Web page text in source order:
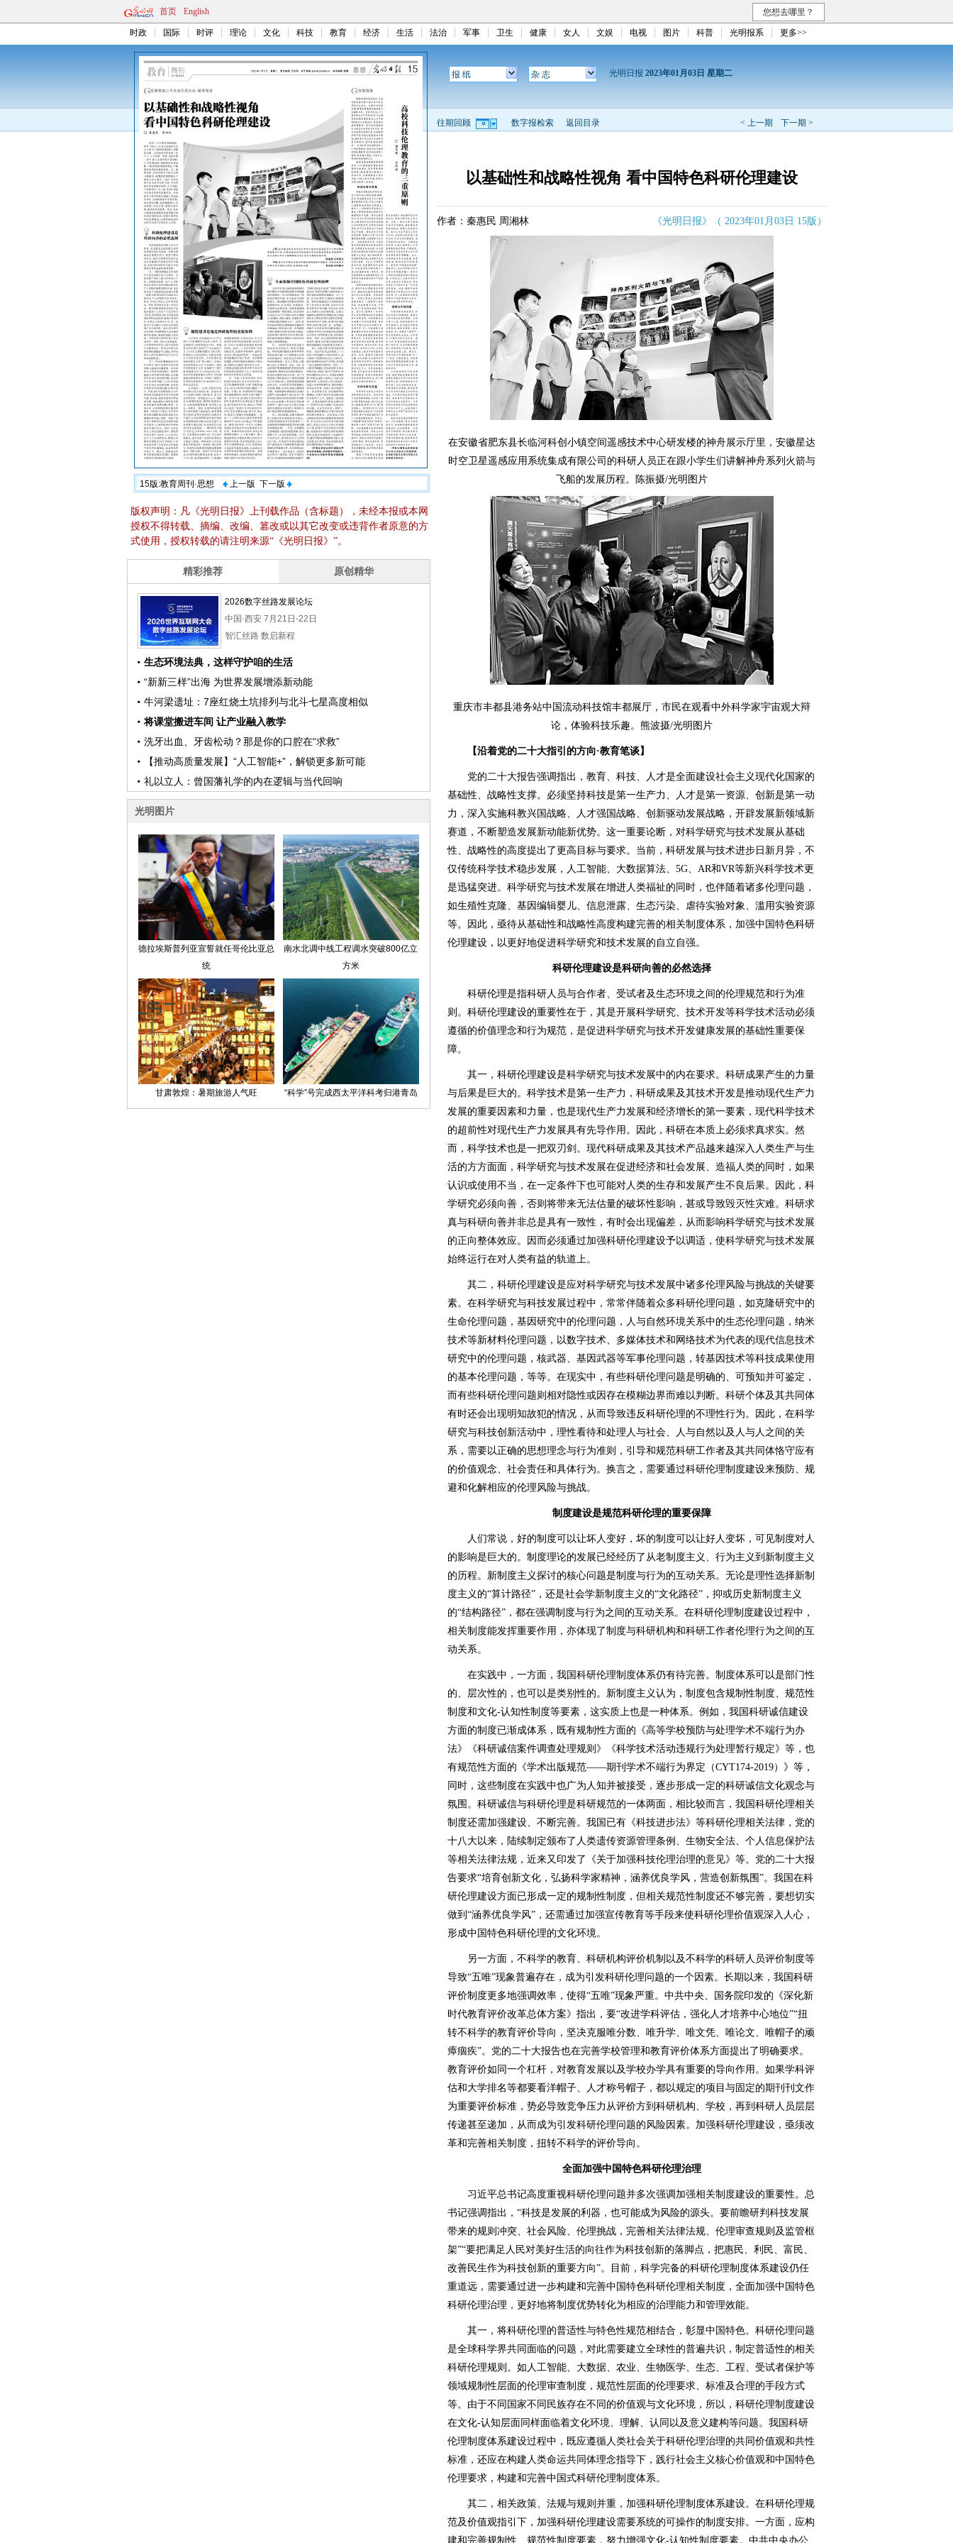
首页 English 您想去哪里？
时政 国际 时评 理论 文化 科技 教育 经济 生活 法治 军事 卫生 健康 女人 文娱 电视 图片 科普 光明报系 更多>>
15版:教育周刊·思想 上一版 下一版
版权声明：凡《光明日报》上刊载作品（含标题），未经本报或本网
授权不得转载、摘编、改编、篡改或以其它改变或违背作者原意的方
式使用，授权转载的请注明来源“《光明日报》”。
报 纸 杂 志 光明日报 2023年01月03日 星期二
< 上一期 下一期 >
往期回顾 数字报检索 返回目录
以基础性和战略性视角 看中国特色科研伦理建设
作者：秦惠民 周湘林 《光明日报》（ 2023年01月03日 15版）
在安徽省肥东县长临河科创小镇空间遥感技术中心研发楼的神舟展示厅里，安徽星达
时空卫星遥感应用系统集成有限公司的科研人员正在跟小学生们讲解神舟系列火箭与
飞船的发展历程。陈振摄/光明图片
重庆市丰都县港务站中国流动科技馆丰都展厅，市民在观看中外科学家宇宙观大辩
论，体验科技乐趣。熊波摄/光明图片
【沿着党的二十大指引的方向·教育笔谈】
党的二十大报告强调指出，教育、科技、人才是全面建设社会主义现代化国家的
基础性、战略性支撑。必须坚持科技是第一生产力、人才是第一资源、创新是第一动
力，深入实施科教兴国战略、人才强国战略、创新驱动发展战略，开辟发展新领域新
赛道，不断塑造发展新动能新优势。这一重要论断，对科学研究与技术发展从基础
性、战略性的高度提出了更高目标与要求。当前，科研发展与技术进步日新月异，不
仅传统科学技术稳步发展，人工智能、大数据算法、5G、AR和VR等新兴科学技术更
是迅猛突进。科学研究与技术发展在增进人类福祉的同时，也伴随着诸多伦理问题，
如生殖性克隆、基因编辑婴儿、信息泄露、生态污染、虐待实验对象、滥用实验资源
等。因此，亟待从基础性和战略性高度构建完善的相关制度体系，加强中国特色科研
伦理建设，以更好地促进科学研究和技术发展的自立自强。
科研伦理建设是科研向善的必然选择
科研伦理是指科研人员与合作者、受试者及生态环境之间的伦理规范和行为准
则。科研伦理建设的重要性在于，其是开展科学研究、技术开发等科学技术活动必须
遵循的价值理念和行为规范，是促进科学研究与技术开发健康发展的基础性重要保
障。
其一，科研伦理建设是科学研究与技术发展中的内在要求。科研成果产生的力量
与后果是巨大的。科学技术是第一生产力，科研成果及其技术开发是推动现代生产力
发展的重要因素和力量，也是现代生产力发展和经济增长的第一要素，现代科学技术
的超前性对现代生产力发展具有先导作用。因此，科研在本质上必须求真求实。然
而，科学技术也是一把双刃剑。现代科研成果及其技术产品越来越深入人类生产与生
活的方方面面，科学研究与技术发展在促进经济和社会发展、造福人类的同时，如果
认识或使用不当，在一定条件下也可能对人类的生存和发展产生不良后果。因此，科
学研究必须向善，否则将带来无法估量的破坏性影响，甚或导致毁灭性灾难。科研求
真与科研向善并非总是具有一致性，有时会出现偏差，从而影响科学研究与技术发展
的正向整体效应。因而必须通过加强科研伦理建设予以调适，使科学研究与技术发展
始终运行在对人类有益的轨道上。
其二，科研伦理建设是应对科学研究与技术发展中诸多伦理风险与挑战的关键要
素。在科学研究与科技发展过程中，常常伴随着众多科研伦理问题，如克隆研究中的
生命伦理问题，基因研究中的伦理问题，人与自然环境关系中的生态伦理问题，纳米
技术等新材料伦理问题，以数字技术、多媒体技术和网络技术为代表的现代信息技术
研究中的伦理问题，核武器、基因武器等军事伦理问题，转基因技术等科技成果使用
的基本伦理问题，等等。在现实中，有些科研伦理问题是明确的、可预知并可鉴定，
而有些科研伦理问题则相对隐性或因存在模糊边界而难以判断。科研个体及其共同体
有时还会出现明知故犯的情况，从而导致违反科研伦理的不理性行为。因此，在科学
研究与科技创新活动中，理性看待和处理人与社会、人与自然以及人与人之间的关
系，需要以正确的思想理念与行为准则，引导和规范科研工作者及其共同体恪守应有
的价值观念、社会责任和具体行为。换言之，需要通过科研伦理制度建设来预防、规
避和化解相应的伦理风险与挑战。
制度建设是规范科研伦理的重要保障
人们常说，好的制度可以让坏人变好，坏的制度可以让好人变坏，可见制度对人
的影响是巨大的。制度理论的发展已经经历了从老制度主义、行为主义到新制度主义
的历程。新制度主义探讨的核心问题是制度与行为的互动关系。无论是理性选择新制
度主义的“算计路径”，还是社会学新制度主义的“文化路径”，抑或历史新制度主义
的“结构路径”，都在强调制度与行为之间的互动关系。在科研伦理制度建设过程中，
相关制度能发挥重要作用，亦体现了制度与科研机构和科研工作者伦理行为之间的互
动关系。
在实践中，一方面，我国科研伦理制度体系仍有待完善。制度体系可以是部门性
的、层次性的，也可以是类别性的。新制度主义认为，制度包含规制性制度、规范性
制度和文化-认知性制度等要素，这实质上也是一种体系。例如，我国科研诚信建设
方面的制度已渐成体系，既有规制性方面的《高等学校预防与处理学术不端行为办
法》《科研诚信案件调查处理规则》《科学技术活动违规行为处理暂行规定》等，也
有规范性方面的《学术出版规范——期刊学术不端行为界定（CYT174-2019）》等，
同时，这些制度在实践中也广为人知并被接受，逐步形成一定的科研诚信文化观念与
氛围。科研诚信与科研伦理是科研规范的一体两面，相比较而言，我国科研伦理相关
制度还需加强建设、不断完善。我国已有《科技进步法》等科研伦理相关法律，党的
十八大以来，陆续制定颁布了人类遗传资源管理条例、生物安全法、个人信息保护法
等相关法律法规，近来又印发了《关于加强科技伦理治理的意见》等。党的二十大报
告要求“培育创新文化，弘扬科学家精神，涵养优良学风，营造创新氛围”。我国在科
研伦理建设方面已形成一定的规制性制度，但相关规范性制度还不够完善，要想切实
做到“涵养优良学风”，还需通过加强宣传教育等手段来使科研伦理价值观深入人心，
形成中国特色科研伦理的文化环境。
另一方面，不科学的教育、科研机构评价机制以及不科学的科研人员评价制度等
导致“五唯”现象普遍存在，成为引发科研伦理问题的一个因素。长期以来，我国科研
评价制度更多地强调效率，使得“五唯”现象严重。中共中央、国务院印发的《深化新
时代教育评价改革总体方案》指出，要“改进学科评估，强化人才培养中心地位”“扭
转不科学的教育评价导向，坚决克服唯分数、唯升学、唯文凭、唯论文、唯帽子的顽
瘴痼疾”。党的二十大报告也在完善学校管理和教育评价体系方面提出了明确要求。
教育评价如同一个杠杆，对教育发展以及学校办学具有重要的导向作用。如果学科评
估和大学排名等都要看洋帽子、人才称号帽子，都以规定的项目与固定的期刊刊文作
为重要评价标准，势必导致竞争压力从评价方到科研机构、学校，再到科研人员层层
传递甚至递加，从而成为引发科研伦理问题的风险因素。加强科研伦理建设，亟须改
革和完善相关制度，扭转不科学的评价导向。
全面加强中国特色科研伦理治理
习近平总书记高度重视科研伦理问题并多次强调加强相关制度建设的重要性。总
书记强调指出，“科技是发展的利器，也可能成为风险的源头。要前瞻研判科技发展
带来的规则冲突、社会风险、伦理挑战，完善相关法律法规、伦理审查规则及监管框
架”“要把满足人民对美好生活的向往作为科技创新的落脚点，把惠民、利民、富民、
改善民生作为科技创新的重要方向”。目前，科学完备的科研伦理制度体系建设仍任
重道远，需要通过进一步构建和完善中国特色科研伦理相关制度，全面加强中国特色
科研伦理治理，更好地将制度优势转化为相应的治理能力和管理效能。
其一，将科研伦理的普适性与特色性规范相结合，彰显中国特色。科研伦理问题
是全球科学界共同面临的问题，对此需要建立全球性的普遍共识，制定普适性的相关
科研伦理规则。如人工智能、大数据、农业、生物医学、生态、工程、受试者保护等
领域规制性层面的伦理审查制度，规范性层面的伦理要求、标准及合理的手段方式
等。由于不同国家不同民族存在不同的价值观与文化环境，所以，科研伦理制度建设
在文化-认知层面同样面临着文化环境、理解、认同以及意义建构等问题。我国科研
伦理制度体系建设过程中，既应遵循人类社会关于科研伦理治理的共同价值观和共性
标准，还应在构建人类命运共同体理念指导下，践行社会主义核心价值观和中国特色
伦理要求，构建和完善中国式科研伦理制度体系。
其二，相关政策、法规与规则并重，加强科研伦理制度体系建设。在科研伦理规
范及价值观指引下，加强科研伦理建设需要系统的可操作的制度安排。一方面，应构
建和完善规制性、规范性制度要素，努力增强文化-认知性制度要素。中共中央办公